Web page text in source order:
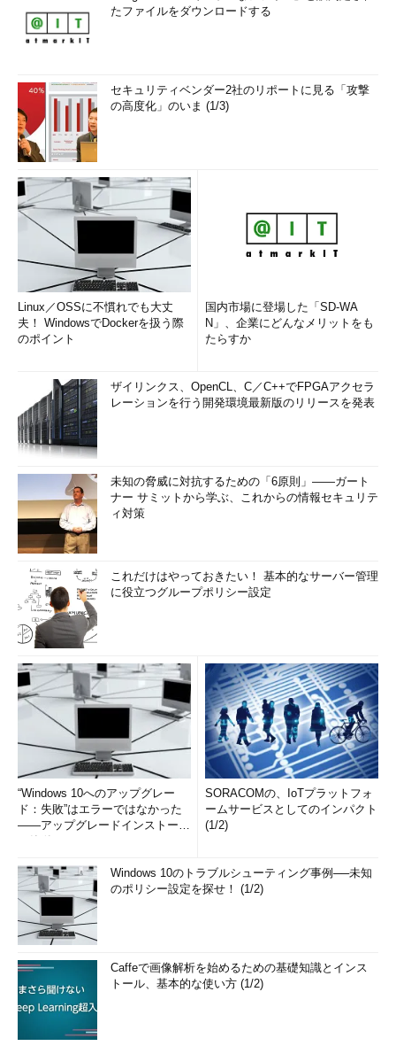
たファイルをダウンロードする
セキュリティベンダー2社のリポートに見る「攻撃
の高度化」のいま (1/3)
Linux／OSSに不慣れでも大丈
夫！ WindowsでDockerを扱う際
のポイント
国内市場に登場した「SD-WA
N」、企業にどんなメリットをも
たらすか
ザイリンクス、OpenCL、C／C++でFPGAアクセラ
レーションを行う開発環境最新版のリリースを発表
未知の脅威に対抗するための「6原則」――ガート
ナー サミットから学ぶ、これからの情報セキュリテ
ィ対策
これだけはやっておきたい！ 基本的なサーバー管理
に役立つグループポリシー設定
“Windows 10へのアップグレー
ド：失敗”はエラーではなかった
――アップグレードインストール
SORACOMの、IoTプラットフォ
ームサービスとしてのインパクト
(1/2)
Windows 10のトラブルシューティング事例──未知
のポリシー設定を探せ！ (1/2)
Caffeで画像解析を始めるための基礎知識とインス
トール、基本的な使い方 (1/2)